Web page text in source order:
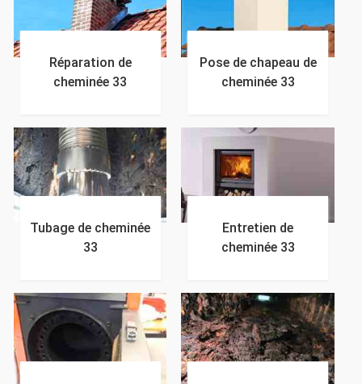
Réparation de
cheminée 33
Pose de chapeau de
cheminée 33
Tubage de cheminée
33
Entretien de
cheminée 33